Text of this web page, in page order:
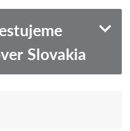
Slovakia